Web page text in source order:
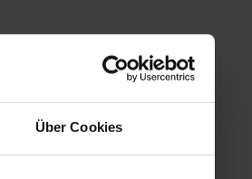
Über Cookies